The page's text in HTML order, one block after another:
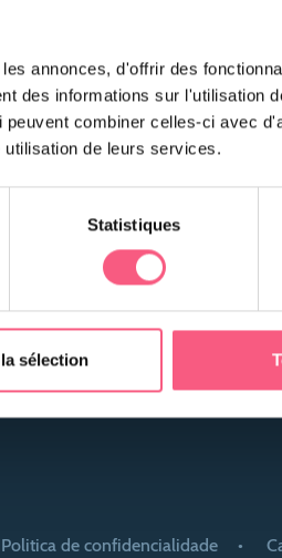
annonces, d'offrir des
des informations sur l'utilisation
combiner celles-ci avec
de leurs services.
Statistiques
sélection
As nossas
soluções
Politica de confidencialidade